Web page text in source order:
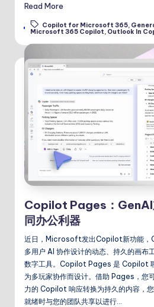
Read More
Tags: Copilot for Microsoft 365
Microsoft 365 Copilot, Outlook In
Copilot Pages：GenAI
同办公利器
近日，Microsoft发出Copilot新功能
多用户 AI 协作设计的动态、持久的画布
数字工具。Copilot Pages 是 Copilot
为多玩家协作而设计。借助 Pages，您
力的 Copilot 响应转换为持久的内容，
就绪时与您的团队共享以进行…